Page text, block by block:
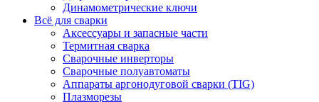
Динамометрические ключи
Всё для сварки
Аксессуары и запасные части
Термитная сварка
Сварочные инверторы
Сварочные полуавтоматы
Аппараты аргонодуговой сварки (TIG)
Плазморезы